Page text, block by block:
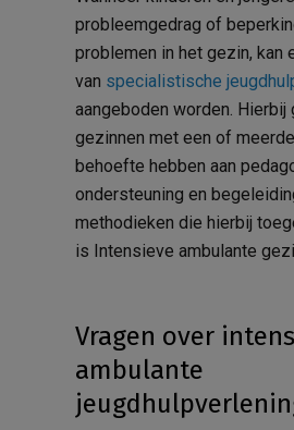
probleemgedrag of
problemen in het gezin, kan
van specialistische
aangeboden worden. Hierbij
gezinnen met een of
behoefte hebben aan
ondersteuning en
methodieken die hierbij
is Intensieve ambulante
Vragen over
ambulante